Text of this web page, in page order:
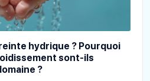
hydrique ? Pourquoi
sont-ils
?